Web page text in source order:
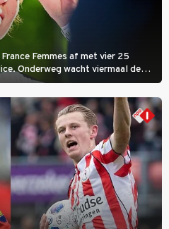
Femmes af met vier 25
Onderweg wacht viermaal de
de Promenade des Anglais krijgt
trui.